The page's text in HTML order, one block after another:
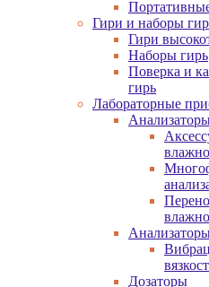
Гири и наборы
Гири
Наборы гирь
Поверка и
гирь
Лабораторные
Дозаторы